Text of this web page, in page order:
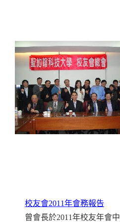
校友會2011年會務報告
曾會長於2011年校友年會